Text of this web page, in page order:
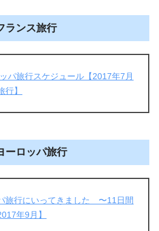
ランス旅行
パ旅行スケジュール【2017年7月
行】
ーロッパ旅行
旅行にいってきました 〜11日間
年9月】